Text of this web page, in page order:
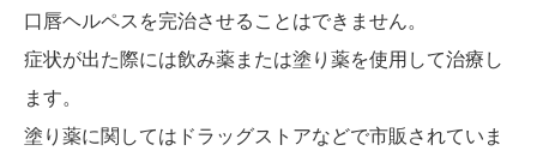
口唇ヘルペスを完治させることはできません。
症状が出た際には飲み薬または塗り薬を使用して治療し
ます。
塗り薬に関してはドラッグストアなどで市販されていま